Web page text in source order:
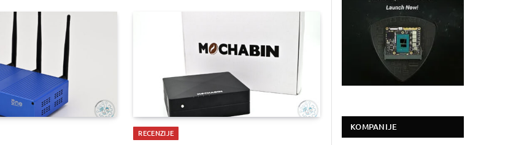
RECENZIJE
KOMPANIJE